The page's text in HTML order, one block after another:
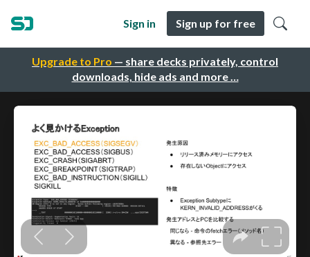
Upgrade to Pro — share decks privately, control
downloads, hide ads and more …
Sign in Sign up for free